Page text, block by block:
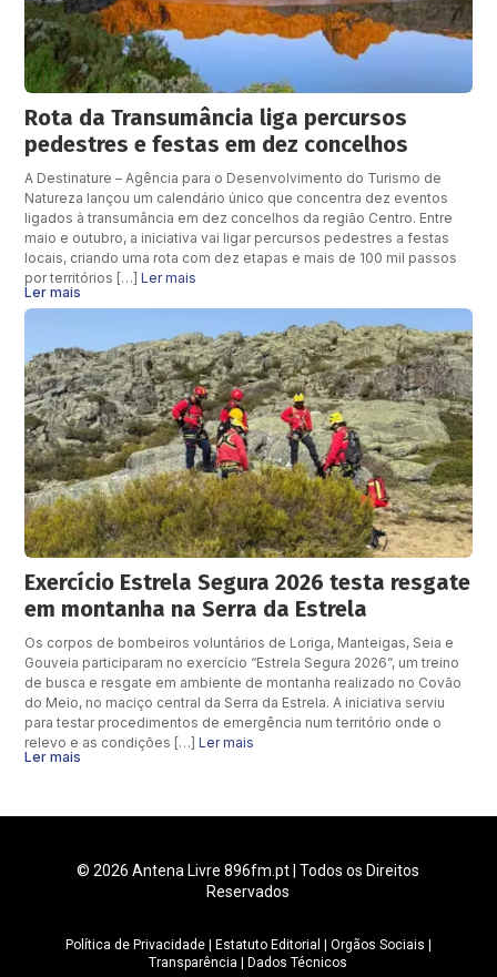
Rota da Transumância liga percursos
pedestres e festas em dez concelhos
A Destinature – Agência para o Desenvolvimento do Turismo de
Natureza lançou um calendário único que concentra dez eventos
ligados à transumância em dez concelhos da região Centro. Entre
maio e outubro, a iniciativa vai ligar percursos pedestres a festas
locais, criando uma rota com dez etapas e mais de 100 mil passos
por territórios […]Ler mais
Ler mais
Exercício Estrela Segura 2026 testa resgate
em montanha na Serra da Estrela
Os corpos de bombeiros voluntários de Loriga, Manteigas, Seia e
Gouveia participaram no exercício “Estrela Segura 2026”, um treino
de busca e resgate em ambiente de montanha realizado no Covão
do Meio, no maciço central da Serra da Estrela. A iniciativa serviu
para testar procedimentos de emergência num território onde o
relevo e as condições […]Ler mais
Ler mais
© 2026 Antena Livre 896fm.pt | Todos os Direitos
Reservados
Política de Privacidade| Estatuto Editorial Orgãos Sociais
Transparência
Dados Técnicos